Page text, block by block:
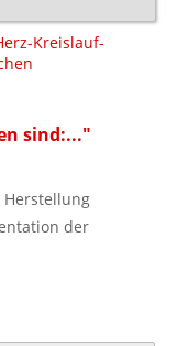
Kreislauf-
sind:..."
Herstellung
der